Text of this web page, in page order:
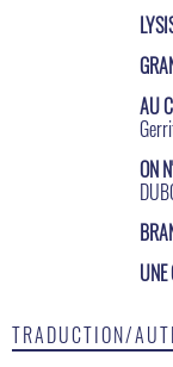
AU
ON
TRADUCTION/